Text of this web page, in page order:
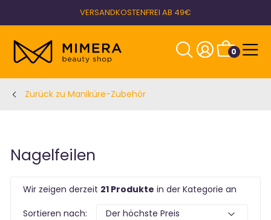
VERSANDKOSTENFREI AB 49€
0
Zurück zu Maniküre-Zubehör
Nagelfeilen
Wir zeigen derzeit 21 Produkte in der Kategorie an
Sortieren nach: